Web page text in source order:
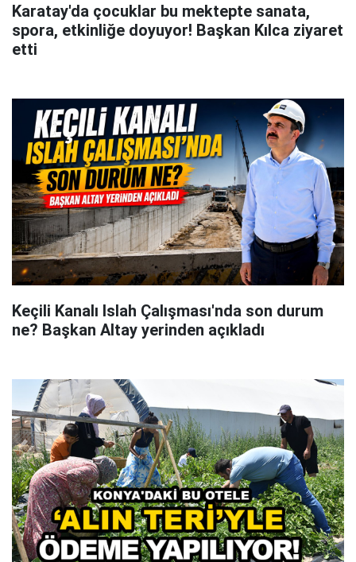
Karatay'da çocuklar bu mektepte sanata,
spora, etkinliğe doyuyor! Başkan Kılca ziyaret
etti
Keçili Kanalı Islah Çalışması'nda son durum
ne? Başkan Altay yerinden açıkladı